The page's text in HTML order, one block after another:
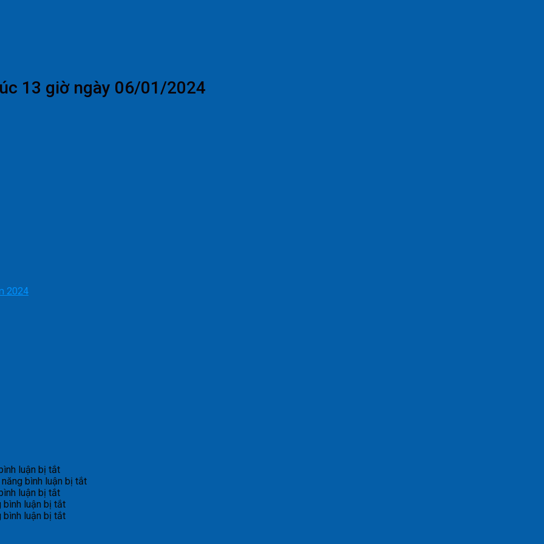
13 giờ ngày 06/01/2024
2024
luận bị tắtở
Bản
tin
cảnh
báo
bình luận bị tắtở
luận bị tắtở
Bản
tin
bình luận bị tắtở
Bản
bình luận bị tắtở